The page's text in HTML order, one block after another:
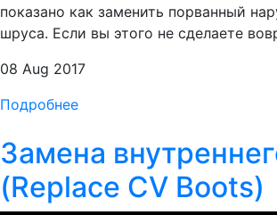
показано как заменить порванный
шруса. Если вы этого не сделаете
08 Aug 2017
Подробнее
Замена
(Replace CV Boots)